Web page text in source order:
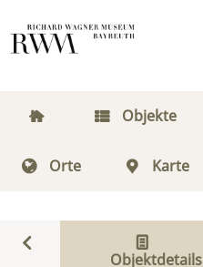
Objekte
Orte Karte
Objektdetails